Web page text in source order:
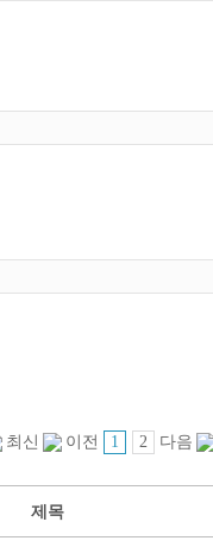
최신 이전 1 2 다음
제목